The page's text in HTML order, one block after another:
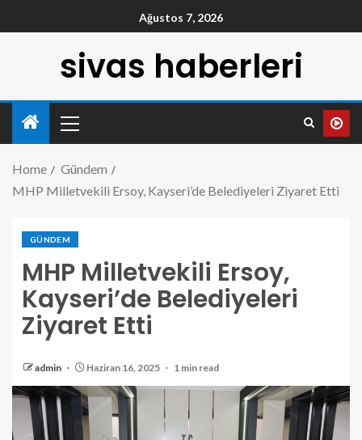
Ağustos 7, 2026
sivas haberleri
Home
Gündem
MHP Milletvekili Ersoy, Kayseri’de Belediyeleri Ziyaret Etti
GÜNDEM
MHP Milletvekili Ersoy,
Kayseri’de Belediyeleri
Ziyaret Etti
admin Haziran 16, 2025 1 min read